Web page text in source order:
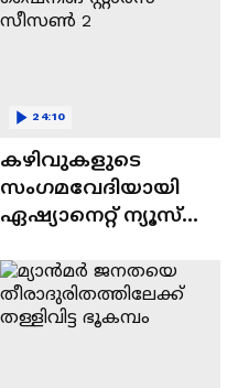
കഴിവുകളുടെ
സംഗമവേദിയായി
ഏഷ്യാനെറ്റ് ന്യൂസ്
സീസൺ 2
24:10